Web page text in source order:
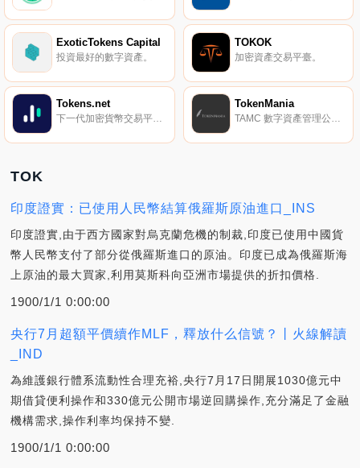
ExoticTokens Capital
投資最好的數字資產。
TOKOK
加密資產交易平臺。
Tokens.net
下一代加密貨幣交易平臺，引入動態交易權利。
TokenMania
TAMC 數字資產管理公司。
TOK
印度證實：已使用人民幣結算俄羅斯原油進口_INS
印度證實,由于西方國家對烏克蘭危機的制裁,印度已使用中國貨
幣人民幣支付了部分從俄羅斯進口的原油。印度已成為俄羅斯海
上原油的最大買家,利用莫斯科向亞洲市場提供的折扣價格.
1900/1/1 0:00:00
央行7月超額平價續作MLF，釋放什么信號？丨火線解讀
_IND
為維護銀行體系流動性合理充裕,央行7月17日開展1030億元中
期借貸便利操作和330億元公開市場逆回購操作,充分滿足了金融
機構需求,操作利率均保持不變.
1900/1/1 0:00:00